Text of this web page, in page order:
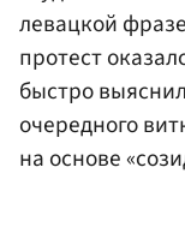
левацкой
протест
быстро
очередного
на основе